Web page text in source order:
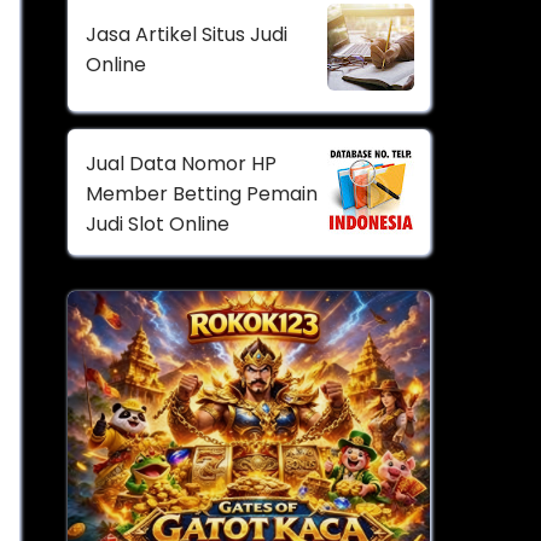
Jasa Artikel Situs Judi
Online
Jual Data Nomor HP
Member Betting Pemain
Judi Slot Online